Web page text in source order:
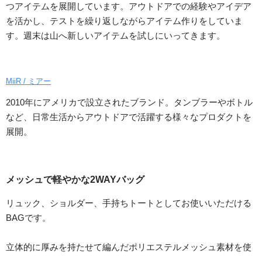
つアイテムを展開しています。アウトドアでの経験やアイデア
を活かし、テストを繰り返しながらアイテム作りをしていま
す。週末は山へ新しいアイテムを試しにいってきます。
MiiR / ミアー
2010年にアメリカで設立されたブランド。タンブラーやボトル
など、日常生活からアウトドアで活躍する様々なプロダクトを
展開。
メッシュで軽やかな2WAYバッグ
リュック、ショルダー、手持ちトートとしてお使いいただける
BAGです。
立体的に厚みを持たせて編んだポリエステルメッシュ素材を使